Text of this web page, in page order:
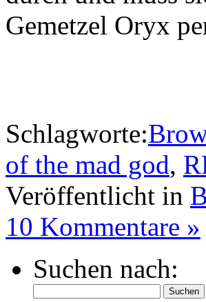
Gemetzel Oryx
Schlagworte:
of the mad god,
Veröffentlicht in
10 Kommentare »
Suchen nach: